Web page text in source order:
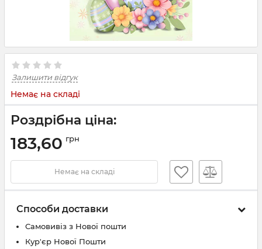
Залишити відгук
Немає на складі
Роздрібна ціна:
183,60 грн
Немає на складі
Способи доставки
Самовивіз з Нової пошти
Кур'єр Нової Пошти